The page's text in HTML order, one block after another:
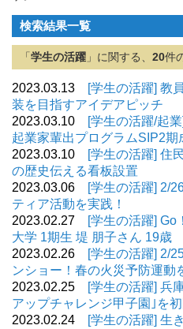
検索結果一覧
「 学生の活躍 」に関する、 20件
2023.03.13
[学生の活躍] 教
装を目指すアイデアピッチ
2023.03.10
[学生の活躍/起
起業家輩出プログラムSIP2
2023.03.10
[学生の活躍] 住
の歴史伝える看板設置
2023.03.06
[学生の活躍] 2/
ティア活動を実践！
2023.02.27
[学生の活躍] Go
大学 1期生 堤 朋子さん 19歳
2023.02.26
[学生の活躍] 2/
ンショー！春の火災予防運動
2023.02.25
[学生の活躍] 兵
アップチャレンジ甲子園｣を
2023.02.24
[学生の活躍] 生